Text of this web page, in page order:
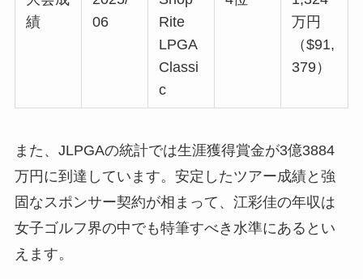
績
06
Rite
LPGA
Classi
c
万円
（$91,
379）
また、JLPGAの統計では生涯獲得賞金が3億3884
万円に到達しています。安定したツアー成績と強
固なスポンサー契約が相まって、江彩佳の年収は
女子ゴルフ界の中でも特筆すべき水準にあるとい
えます。